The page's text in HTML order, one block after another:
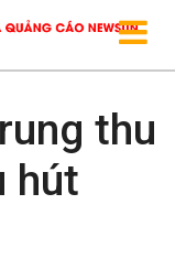
thu
hút